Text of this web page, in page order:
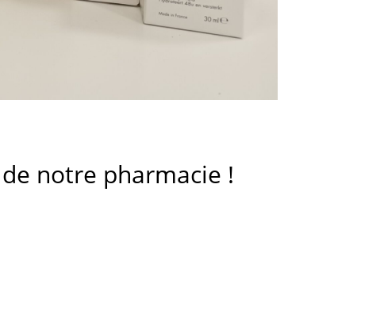
notre pharmacie !